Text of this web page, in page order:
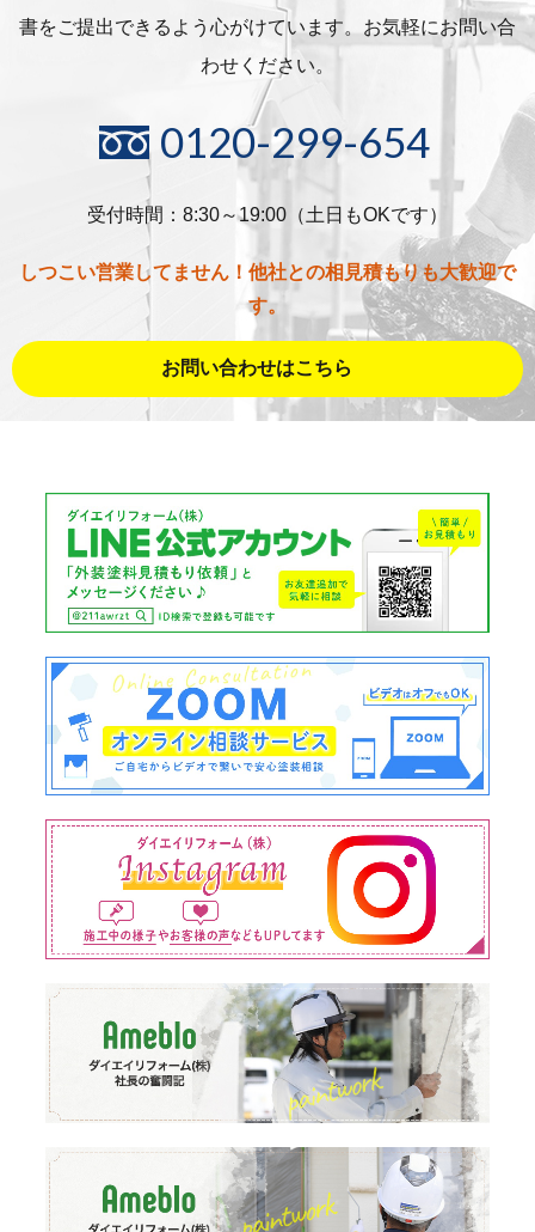
書をご提出できるよう心がけています。お気軽にお問い合
わせください。
0120-299-654
受付時間：8:30～19:00（土日もOKです）
しつこい営業してません！他社との相見積もりも大歓迎で
す。
お問い合わせはこちら